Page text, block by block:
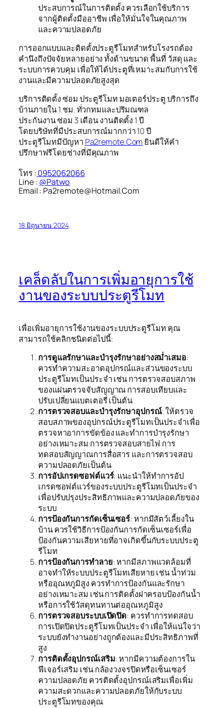
ประสบการณ์ในการติดตั้ง ควรเลือกใช้บริการ
จากผู้ติดตั้งมืออาชีพ เพื่อให้มั่นใจในคุณภาพ
และความปลอดภัย
การออกแบบและติดตั้งประตูรีโมทสำหรับโรงรถต้อง
คำนึงถึงปัจจัยหลายอย่าง ทั้งด้านขนาด พื้นที่ วัสดุ และ
ระบบการควบคุม เพื่อให้ได้ประตูที่เหมาะสมกับการใช้
งานและมีความปลอดภัยสูงสุด
บริการติดตั้ง ซ่อม ประตูรีโมท มอเตอร์ประตู บริการถึง
บ้านภายใน 1 ชม. ทั่วกทมและปริมณฑล
ประกันงาน ซ่อม 3 เดือน งานติดตั้ง 1 ปี
โดยบริษัทที่มีประสบการณ์มากกว่า 10 ปี
ประตูรีโมทมีปัญหา Pa2remote.Com ยินดีให้คำ
ปรึกษาฟรีโดยช่างที่มีคุณภาพ
โทร :0952062066
Line :@Patwo
Email : Pa2remote@Hotmail.Com
18 มิถุนายน 2024
เคล็ดลับในการเพิ่มอายุการใช้
งานของระบบประตูรีโมท
เพื่อเพิ่มอายุการใช้งานของระบบประตูรีโมท คุณ
สามารถใช้คลิกชนิดต่อไปนี้:
การดูแลรักษาและบำรุงรักษาอย่างสม่ำเสมอ:
ควรทำความสะอาดอุปกรณ์และส่วนของระบบ
ประตูรีโมทเป็นประจำ เช่น การตรวจสอบสภาพ
ของแผ่นตรวจจับสัญญาณ การสอบเทียบและ
ปรับเปลี่ยนแบตเตอรี่ เป็นต้น
การตรวจสอบและบำรุงรักษาอุปกรณ์: ให้ตรวจ
สอบสภาพของอุปกรณ์ประตูรีโมทเป็นประจำเพื่อ
ตรวจหาอาการขัดข้อง และทำการบำรุงรักษา
อย่างเหมาะสม การตรวจสอบสายไฟ การ
ทดสอบสัญญาณการสื่อสาร และการตรวจสอบ
ความปลอดภัยเป็นต้น
การอัปเกรดซอฟต์แวร์: แนะนำให้ทำการอัป
เกรดซอฟต์แวร์ของระบบประตูรีโมทเป็นประจำ
เพื่อปรับปรุงประสิทธิภาพและความปลอดภัยของ
ระบบ
การป้องกันการกัดเซ็นเซอร์: หากมีสัตว์เลี้ยงใน
บ้าน ควรใช้วิธีการป้องกันการกัดเซ็นเซอร์เพื่อ
ป้องกันความเสียหายที่อาจเกิดขึ้นกับระบบประตู
รีโมท
การป้องกันการทำลาย: หากมีสภาพแวดล้อมที่
อาจทำให้ระบบประตูรีโมทเสียหาย เช่น น้ำท่วม
หรืออุณหภูมิสูง ควรทำการป้องกันและรักษา
อย่างเหมาะสม เช่น การติดตั้งฝาครอบป้องกันน้ำ
หรือการใช้วัสดุทนทานต่ออุณหภูมิสูง
การตรวจสอบระบบเปิดปิด: ควรทำการทดสอบ
การเปิดปิดประตูรีโมทเป็นประจำ เพื่อให้แน่ใจว่า
ระบบยังทำงานอย่างถูกต้องและมีประสิทธิภาพที่
สูง
การติดตั้งอุปกรณ์เสริม: หากมีความต้องการใน
ฟีเจอร์เสริม เช่น กล้องวงจรปิดหรือเซ็นเซอร์
ความปลอดภัย ควรติดตั้งอุปกรณ์เสริมเพื่อเพิ่ม
ความสะดวกและความปลอดภัยให้กับระบบ
ประตูรีโมทของคุณ